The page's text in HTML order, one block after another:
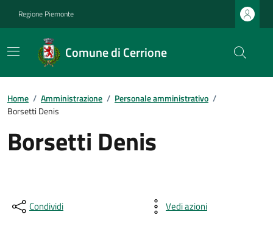
Regione Piemonte
Comune di Cerrione
Home / Amministrazione / Personale amministrativo /
Borsetti Denis
Borsetti Denis
Condividi Vedi azioni